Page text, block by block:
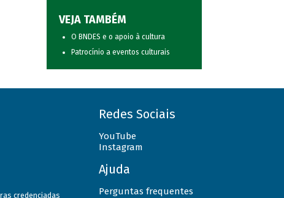
VEJA TAMBÉM
O BNDES e o apoio à cultura
Patrocínio a eventos culturais
credenciadas
Redes Sociais
YouTube
Instagram
Ajuda
Perguntas frequentes